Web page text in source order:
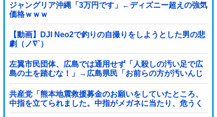
ジャングリア沖縄「3万円です」←ディズニー超えの強気
価格ｗｗｗ
【動画】DJI Neo2で釣りの自撮りをしようとした男の悲
劇（ノ∇`）
左翼市民団体、広島では通用せず「人殺しの汚い足で広
島の土を踏むな！」→広島県民「お前らの方が汚いんじ
ゃ！」「ワシらが広島県民じゃ」
共産党「熊本地震救援募金のお願いをしていたところ、
中指を立てられました。中指がメガネに当たり、危うく
怪我をするところでした」